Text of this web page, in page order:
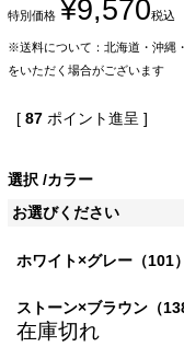
特別価格 ¥9,570税込
※送料について：北海道・沖縄
をいただく場合がございます
[ 87 ポイント進呈 ]
選択
カラー
お選びください
ホワイト×グレー（101）
ストーン×ブラウン（
在庫切れ